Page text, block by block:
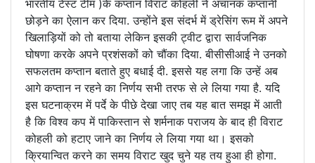
भारतीय टेस्ट टीम )के कप्तान विराट कोहली ने अचानक कप्तानी
छोड़ने का ऐलान कर दिया. उन्होंने इस संदर्भ में ड्रेसिंग रूम में अपने
खिलाड़ियों को तो बताया लेकिन इसकी ट्वीट द्वारा सार्वजनिक
घोषणा करके अपने प्रशंसकों को चौंका दिया. बीसीसीआई ने उनको
सफलतम कप्तान बताते हुए बधाई दी. इससे यह लगा कि उन्हें अब
आगे कप्तान न रहने का निर्णय सभी तरफ से ले लिया गया है. यदि
इस घटनाक्रम में पर्दे के पीछे देखा जाए तब यह बात समझ में आती
है कि विश्व कप में पाकिस्तान से शर्मनाक पराजय के बाद ही विराट
कोहली को हटाए जाने का निर्णय ले लिया गया था। इसको
क्रियान्वित करने का समय विराट खुद चुने यह तय हुआ ही होगा.